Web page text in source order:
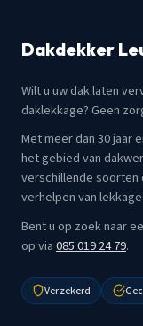
Dakdekker
Wilt u uw dak laten
daklekkage? Geen
Met meer dan 30 jaar
het gebied van
verschillende
verhelpen van
Bent u op zoek naar
op via085 019 24 79.
Verzekerd